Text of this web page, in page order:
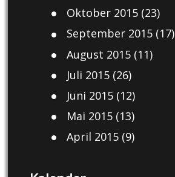
Oktober 2015(23)
September 2015(17)
August 2015(11)
Juli 2015(26)
Juni 2015(12)
Mai 2015(13)
April 2015(9)